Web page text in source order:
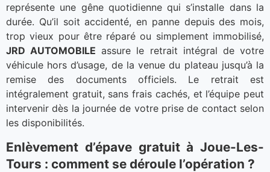
représente une gêne quotidienne qui s’installe dans la
durée. Qu’il soit accidenté, en panne depuis des mois,
trop vieux pour être réparé ou simplement immobilisé,
JRD AUTOMOBILE assure le retrait intégral de votre
véhicule hors d’usage, de la venue du plateau jusqu’à la
remise des documents officiels. Le retrait est
intégralement gratuit, sans frais cachés, et l’équipe peut
intervenir dès la journée de votre prise de contact selon
les disponibilités.
Enlèvement d’épave gratuit à Joue-Les-
Tours : comment se déroule l’opération ?